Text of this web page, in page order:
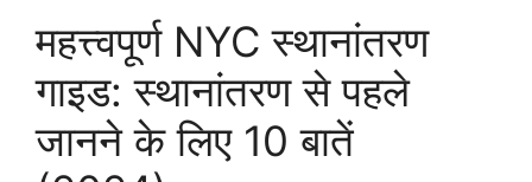
महत्त्वपूर्ण NYC स्थानांतरण
गाइड: स्थानांतरण से पहले
जानने के लिए 10 बातें